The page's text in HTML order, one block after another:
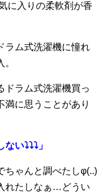
に入りの柔軟剤が香
ラム式洗濯機に憧れ
ドラム式洗濯機買っ
満に思うことがあり
い⤵⤵⤵」
ちゃんと調べたしφ(..)
れたしなぁ…どうい